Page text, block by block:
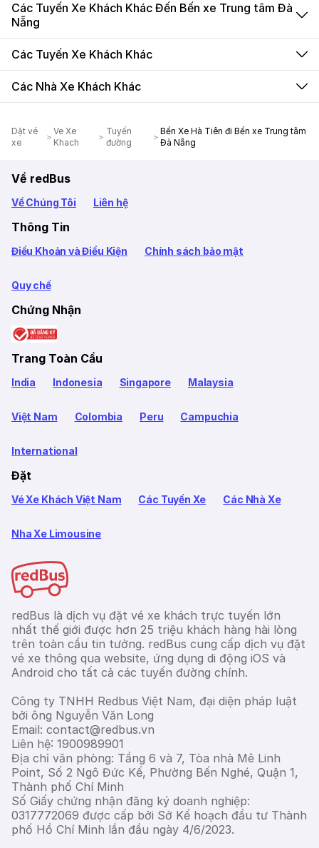
Các Tuyến Xe Khách Khác Đến Bến xe Trung tâm Đà
Nẵng
Các Tuyến Xe Khách Khác
Các Nhà Xe Khách Khác
Dặt vé
xe
Ve Xe
Khach
Tuyến
đường
Bến Xe Hà Tiên đi Bến xe Trung tâm
Đà Nẵng
Về redBus
Về Chúng Tôi Liên hệ
Thông Tin
Điều Khoản và Điều Kiện Chính sách bảo mật
Quy chế
Chứng Nhận
Trang Toàn Cầu
India Indonesia Singapore Malaysia
Việt Nam Colombia Peru Campuchia
International
Đặt
Vé Xe Khách Việt Nam Các Tuyến Xe Các Nhà Xe
Nha Xe Limousine
redBus là dịch vụ đặt vé xe khách trực tuyến lớn
nhất thế giới được hơn 25 triệu khách hàng hài lòng
trên toàn cầu tin tưởng. redBus cung cấp dịch vụ đặt
vé xe thông qua website, ứng dụng di động iOS và
Android cho tất cả các tuyến đường chính.
Công ty TNHH Redbus Việt Nam, đại diện pháp luật
bởi ông Nguyễn Văn Long
Email: contact@redbus.vn
Liên hệ: 1900989901
Địa chỉ văn phòng: Tầng 6 và 7, Tòa nhà Mê Linh
Point, Số 2 Ngô Đức Kế, Phường Bến Nghé, Quận 1,
Thành phố Chí Minh
Số Giấy chứng nhận đăng ký doanh nghiệp:
0317772069 được cấp bởi Sở Kế hoạch đầu tư Thành
phố Hồ Chí Minh lần đầu ngày 4/6/2023.